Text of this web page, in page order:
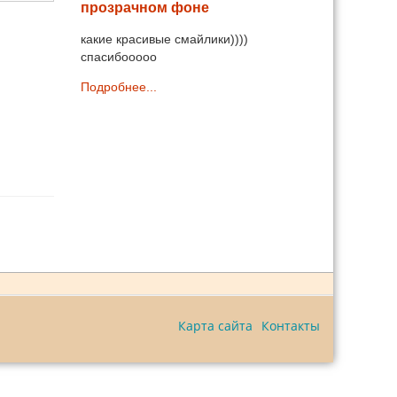
прозрачном фоне
какие красивые смайлики))))
спасибооооо
Подробнее...
Контакты
Карта сайта